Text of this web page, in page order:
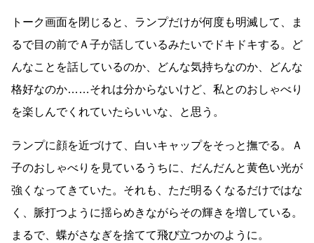
トーク画面を閉じると、ランプだけが何度も明滅して、ま
るで目の前でＡ子が話しているみたいでドキドキする。ど
んなことを話しているのか、どんな気持ちなのか、どんな
格好なのか……それは分からないけど、私とのおしゃべり
を楽しんでくれていたらいいな、と思う。
ランプに顔を近づけて、白いキャップをそっと撫でる。Ａ
子のおしゃべりを見ているうちに、だんだんと黄色い光が
強くなってきていた。それも、ただ明るくなるだけではな
く、脈打つように揺らめきながらその輝きを増している。
まるで、蝶がさなぎを捨てて飛び立つかのように。